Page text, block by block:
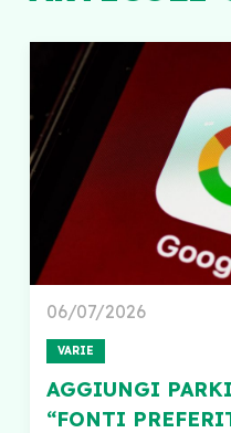
06/07/2026
VARIE
AGGIUNGI
“FONTI